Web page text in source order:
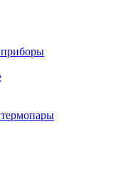
приборы